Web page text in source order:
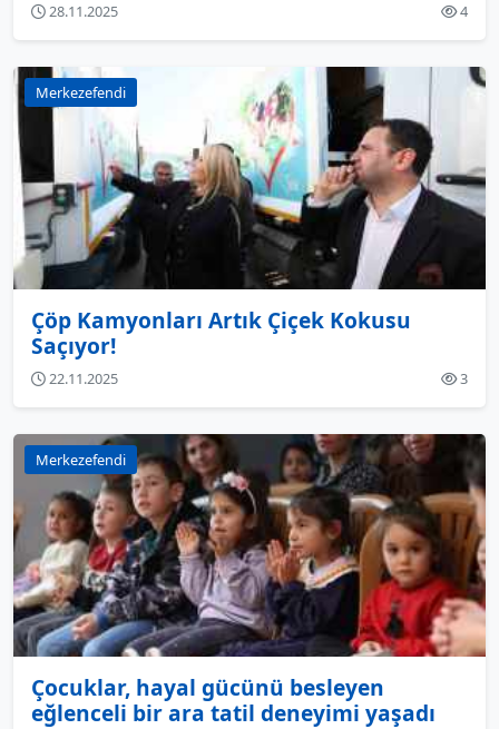
28.11.2025 4
Merkezefendi
Çöp Kamyonları Artık Çiçek Kokusu
Saçıyor!
22.11.2025 3
Merkezefendi
Çocuklar, hayal gücünü besleyen
eğlenceli bir ara tatil deneyimi yaşadı